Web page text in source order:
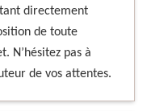
directement
de toute
N’hésitez pas à
de vos attentes.